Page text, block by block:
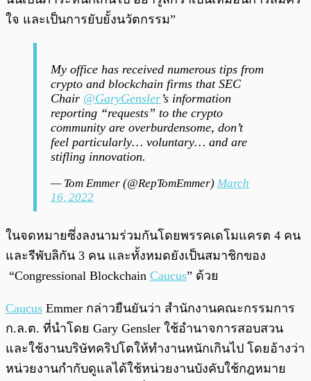
ใจ และเป็นการยับยั้งนวัตกรรม”
My office has received numerous tips from
crypto and blockchain firms that SEC
Chair @GaryGensler’s information
reporting “requests” to the crypto
community are overburdensome, don’t
feel particularly… voluntary… and are
stifling innovation.
— Tom Emmer (@RepTomEmmer) March
16, 2022
ในจดหมายซึ่งลงนามร่วมกันโดยพรรคเดโมแครต 4 คน
และรีพับลิกัน 3 คน และทั้งหมดยังเป็นสมาชิกของ
“Congressional Blockchain Caucus” ด้วย
Caucus Emmer กล่าวยืนยันว่า สำนักงานคณะกรรมการ
ก.ล.ต. ที่นำโดย Gary Gensler ใช้อำนาจการสอบสวน
และใช้งานบริษัทคริปโตให้ทำงานหนักเกินไป โดยอ้างว่า
หน่วยงานกำกับดูแลได้ใช้หน่วยงานบังคับใช้กฎหมาย